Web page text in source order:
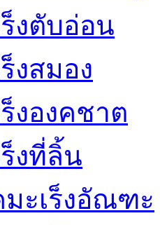
งตับอ่อน
งสมอง
งองคชาต
งที่ลิ้น
มะเร็งอัณฑะ